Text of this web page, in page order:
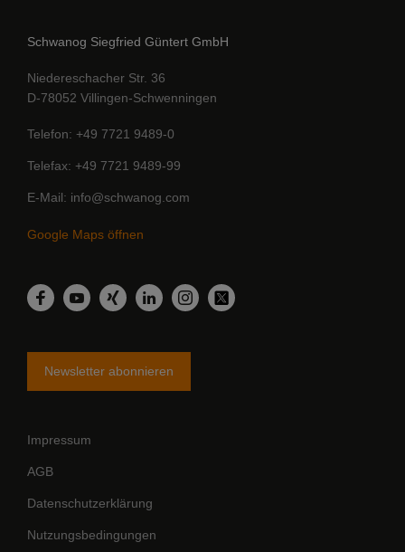
Schwanog Siegfried Güntert GmbH
Niedereschacher Str. 36
D-78052 Villingen-Schwenningen
Telefon +49 7721 9489-0
Telefax +49 7721 9489-99
E-Mail info@schwanog.com
Google Maps öffnen
Facebook
YouTubeXing LinkedInInstagram
Twitter
Newsletter abonnieren
Impressum
AGB
Datenschutzerklärung
Nutzungsbedingungen